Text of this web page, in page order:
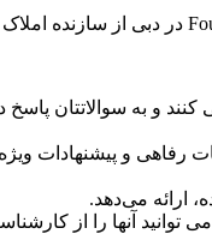
و به سوالاتتان پاسخ
رفاهی و پیشنهادات
ارائه می‌دهد.
توانید آنها را از